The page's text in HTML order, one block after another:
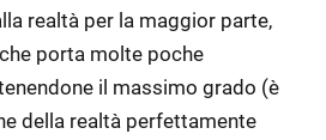
realtà per la maggior parte,
porta molte poche
il massimo grado (è
della realtà perfettamente